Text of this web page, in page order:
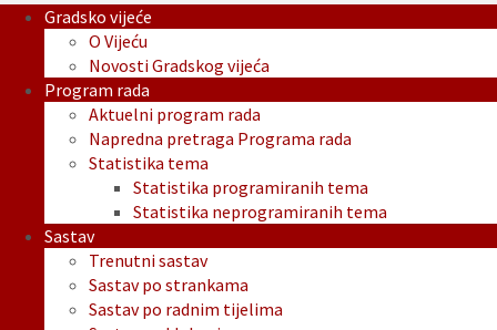
Gradsko vijeće
O Vijeću
Novosti Gradskog vijeća
Program rada
Aktuelni program rada
Napredna pretraga Programa rada
Statistika tema
Statistika programiranih tema
Statistika neprogramiranih tema
Sastav
Trenutni sastav
Sastav po strankama
Sastav po radnim tijelima